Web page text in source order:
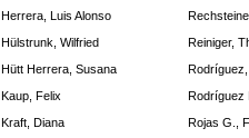
Herrera, Luis Alonso
Hülstrunk, Wilfried Reiniger,
Hütt Herrera, Susana Rodríguez,
Kaup, Felix Rodríguez
Kraft, Diana Rojas G.,